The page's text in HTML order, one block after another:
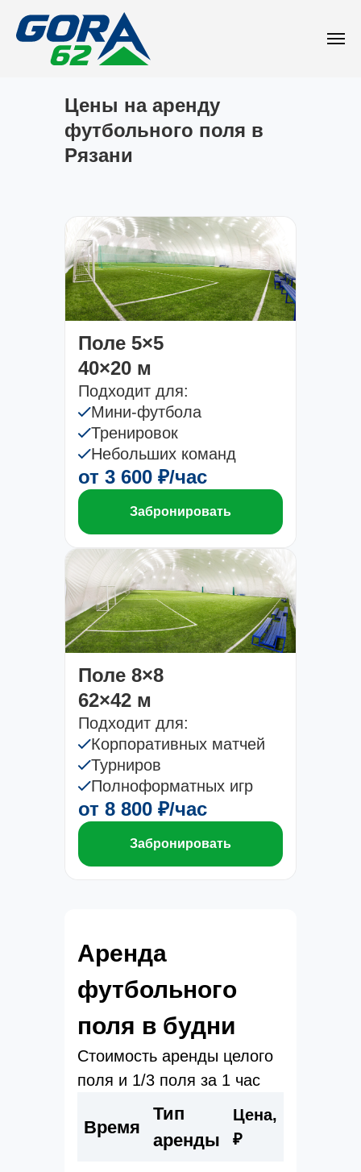
Цены на аренду
футбольного поля в
Рязани
Поле 5×5
40×20 м
Подходит для:
Мини-футбола
Тренировок
Небольших команд
от 3 600 ₽/час
Забронировать
Поле 8×8
62×42 м
Подходит для:
Корпоративных матчей
Турниров
Полноформатных игр
от 8 800 ₽/час
Забронировать
Аренда
футбольного
поля в будни
Стоимость аренды целого
поля и 1/3 поля за 1 час
Время
Тип
аренды
Цена,
₽